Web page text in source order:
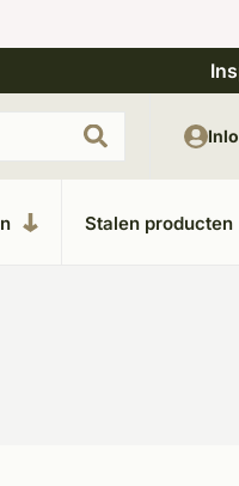
Uitgebreide
Stalen producten